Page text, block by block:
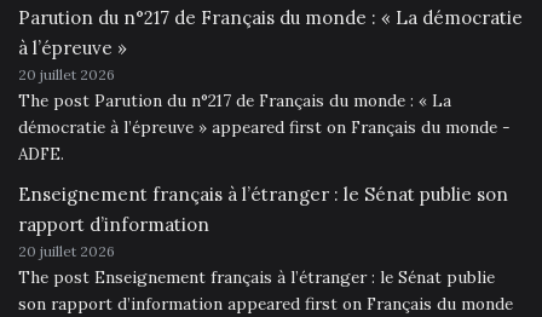
Parution du n°217 de Français du monde : « La démocratie
à l’épreuve »
20 juillet 2026
The post Parution du n°217 de Français du monde : « La
démocratie à l’épreuve » appeared first on Français du monde -
ADFE.
Enseignement français à l’étranger : le Sénat publie son
rapport d’information
20 juillet 2026
The post Enseignement français à l’étranger : le Sénat publie
son rapport d’information appeared first on Français du monde